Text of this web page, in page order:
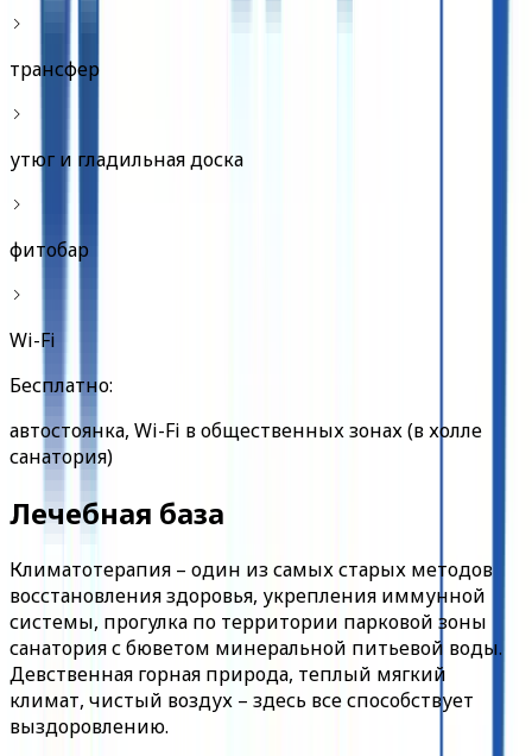
трансфер
утюг и гладильная доска
фитобар
Wi-Fi
Бесплатно:
автостоянка, Wi-Fi в общественных зонах (в холле
санатория)
Лечебная база
Климатотерапия – один из самых старых методов
восстановления здоровья, укрепления иммунной
системы, прогулка по территории парковой зоны
санатория с бюветом минеральной питьевой воды.
Девственная горная природа, теплый мягкий
климат, чистый воздух – здесь все способствует
выздоровлению.